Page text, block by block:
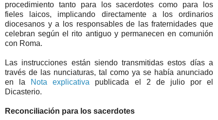
procedimiento tanto para los sacerdotes como para los
fieles laicos, implicando directamente a los ordinarios
diocesanos y a los responsables de las fraternidades que
celebran según el rito antiguo y permanecen en comunión
con Roma.
Las instrucciones están siendo transmitidas estos días a
través de las nunciaturas, tal como ya se había anunciado
en la
Nota explicativa publicada el 2 de julio por el
Dicasterio.
Reconciliación para los sacerdotes